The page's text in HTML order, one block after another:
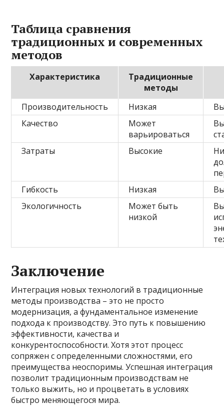
Таблица сравнения
традиционных и современных
методов
Характеристика
Традиционные
методы
Производительность
Низкая
Качество
Может
варьироваться
Затраты
Высокие
Гибкость
Низкая
Экологичность
Может быть
низкой
Заключение
Интеграция новых технологий в традиционные
методы производства – это не просто
модернизация, а фундаментальное изменение
подхода к производству. Это путь к повышению
эффективности, качества и
конкурентоспособности. Хотя этот процесс
сопряжен с определенными сложностями, его
преимущества неоспоримы. Успешная интеграция
позволит традиционным производствам не
только выжить, но и процветать в условиях
быстро меняющегося мира.